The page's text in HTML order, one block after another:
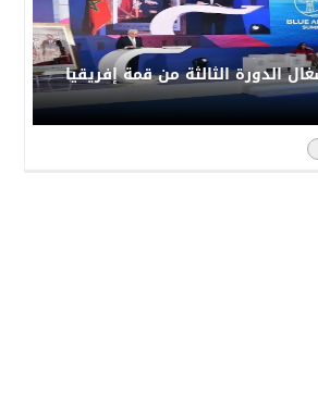
تجتاح مواقع التواصل بالمغرب:
التشويش الإعلامي